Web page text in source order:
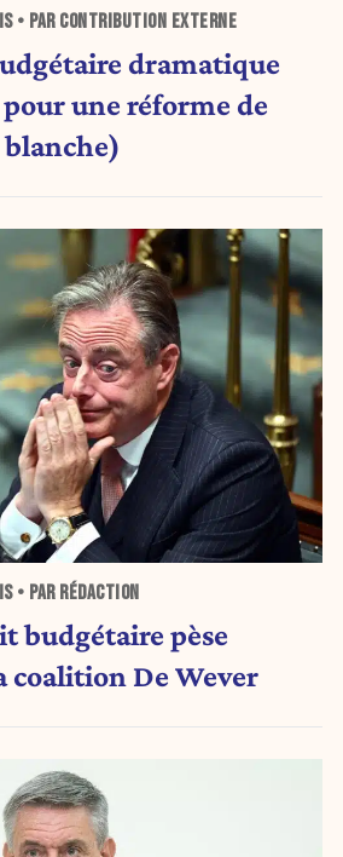
• PAR CONTRIBUTION EXTERNE
dramatique
une réforme de
• PAR RÉDACTION
budgétaire pèse
coalition De Wever